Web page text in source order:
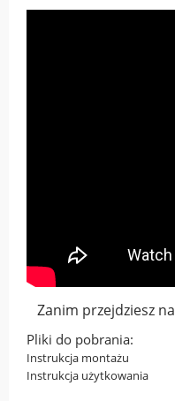
Zanim przejdziesz
Pliki do pobrania:
Instrukcja montażu
Instrukcja użytkowania